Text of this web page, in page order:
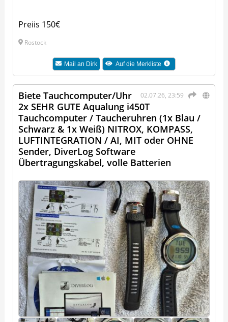
Preiis 150€
Rostock
Mail an Dirk Auf die Merkliste
02.07.26, 23:59
Biete Tauchcomputer/Uhr
2x SEHR GUTE Aqualung i450T
Tauchcomputer / Taucheruhren (1x Blau /
Schwarz & 1x Weiß) NITROX, KOMPASS,
LUFTINTEGRATION / AI, MIT oder OHNE
Sender, DiverLog Software
Übertragungskabel, volle Batterien